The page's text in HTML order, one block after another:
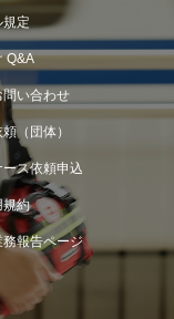
定
Q&A
問い合わせ
（団体）
ス依頼申込
規約
務報告ページ